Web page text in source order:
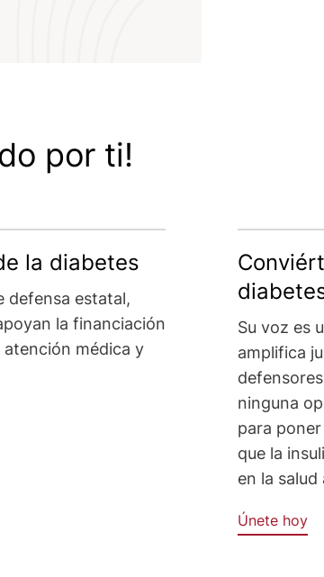
por ti!
la diabetes
defensa estatal,
la financiación
atención médica y
Su voz es
amplifica
ninguna
para
que la
en la salud
Únete hoy